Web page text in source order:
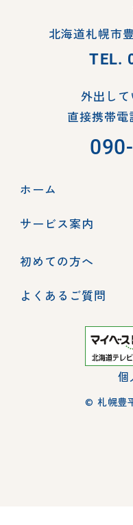
北海道札幌市
TEL.
外出して
直接携帯電
ホーム
サービス案内
初めての方へ
よくあるご質問
個
© 札幌豊